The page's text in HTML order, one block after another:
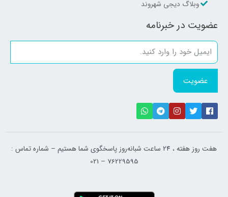
وبلاگ دیجی شهروند
عضویت در خبرنامه
عضویت
هفت روز هفته ، ۲۴ ساعت شبانه‌روز پاسخگوی شما هستیم – شماره تماس :
76229595 – 021